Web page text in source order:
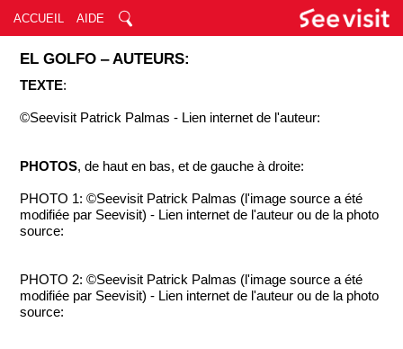
ACCUEIL AIDE
EL GOLFO ‒ AUTEURS:
TEXTE:
©Seevisit Patrick Palmas - Lien internet de l'auteur:
PHOTOS, de haut en bas, et de gauche à droite:
PHOTO 1: ©Seevisit Patrick Palmas (l'image source a été
modifiée par Seevisit) - Lien internet de l'auteur ou de la photo
source:
PHOTO 2: ©Seevisit Patrick Palmas (l'image source a été
modifiée par Seevisit) - Lien internet de l'auteur ou de la photo
source: